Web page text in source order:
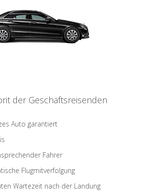
der Geschäftsreisenden
Auto garantiert
Fahrer
Flugmitverfolgung
Wartezeit nach der Landung